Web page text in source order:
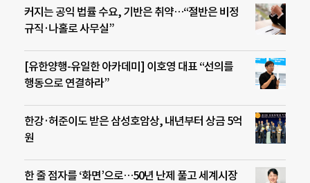
커지는 공익 법률 수요, 기반은 취약…“절반은 비정
규직·나홀로 사무실”
[유한양행-유일한 아카데미] 이호영 대표 “선의를
행동으로 연결하라”
한강·허준이도 받은 삼성호암상, 내년부터 상금 5억
원
한 줄 점자를 ‘화면’으로…50년 난제 풀고 세계시장